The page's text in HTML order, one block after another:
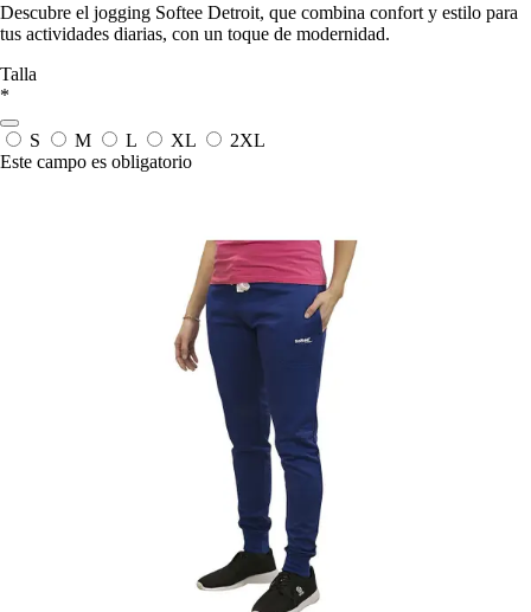
Descubre el jogging Softee Detroit, que combina confort y estilo para
tus actividades diarias, con un toque de modernidad.
Talla
*
S M L XL
2XL
Este campo es obligatorio